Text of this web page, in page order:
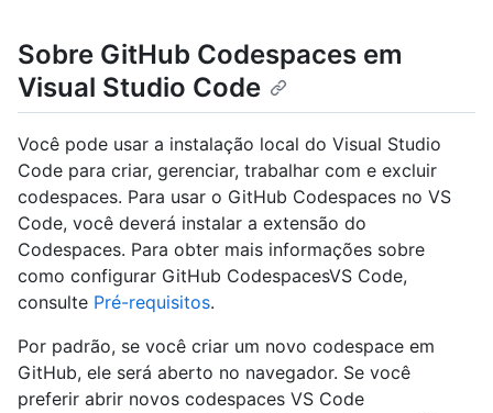
Sobre GitHub Codespaces em
Visual Studio Code
Você pode usar a instalação local do Visual Studio
Code para criar, gerenciar, trabalhar com e excluir
codespaces. Para usar o GitHub Codespaces no VS
Code, você deverá instalar a extensão do
Codespaces. Para obter mais informações sobre
como configurar GitHub CodespacesVS Code,
consulte Pré-requisitos.
Por padrão, se você criar um novo codespace em
GitHub, ele será aberto no navegador. Se você
preferir abrir novos codespaces VS Code